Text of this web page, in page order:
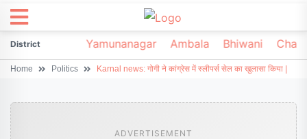
DistrictSonipat Yamunanagar Ambala Bhiwani
Home Politics Karnal news: गोगी ने कांग्रेस में स्लीपर्स सेल का खुलासा किया |
ADVERTISEMENT